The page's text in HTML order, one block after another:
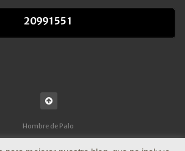
20991 551
Hombre de Palo